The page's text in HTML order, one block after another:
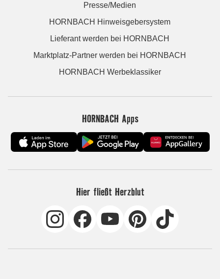
Presse/Medien
HORNBACH Hinweisgebersystem
Lieferant werden bei HORNBACH
Marktplatz-Partner werden bei HORNBACH
HORNBACH Werbeklassiker
HORNBACH Apps
Hier fließt Herzblut